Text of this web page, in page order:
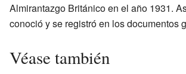
Almirantazgo Británico en el año 1931.
conoció y se registró en los documentos
Véase también